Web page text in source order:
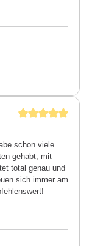
schon viele
gehabt, mit
total genau und
sich immer am